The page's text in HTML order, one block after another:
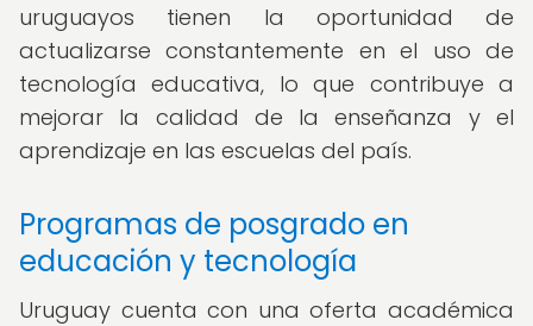
uruguayos tienen la oportunidad de
actualizarse constantemente en el uso de
tecnología educativa, lo que contribuye a
mejorar la calidad de la enseñanza y el
aprendizaje en las escuelas del país.
Programas de posgrado en
educación y tecnología
Uruguay cuenta con una oferta académica